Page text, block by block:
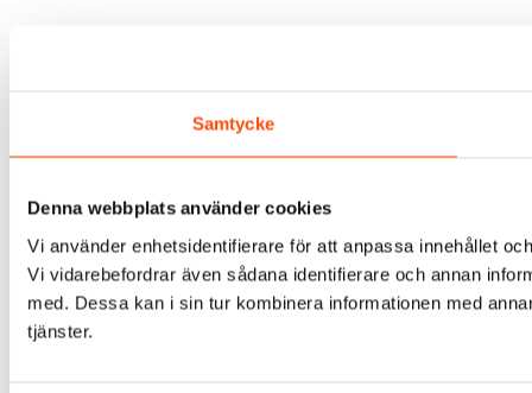
Samtycke
Denna webbplats använder cookies
Vi använder enhetsidentifierare för att anpassa innehållet
Vi vidarebefordrar även sådana identifierare och annan
med. Dessa kan i sin tur kombinera informationen med
tjänster.